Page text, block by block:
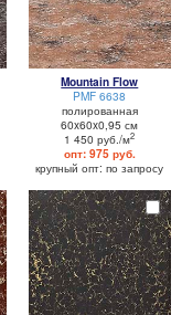
Mountain Flow
PMF 6638
полированная
60x60x0,95 см
1 450 руб./м2
опт: 975 руб.
крупный опт: по запросу